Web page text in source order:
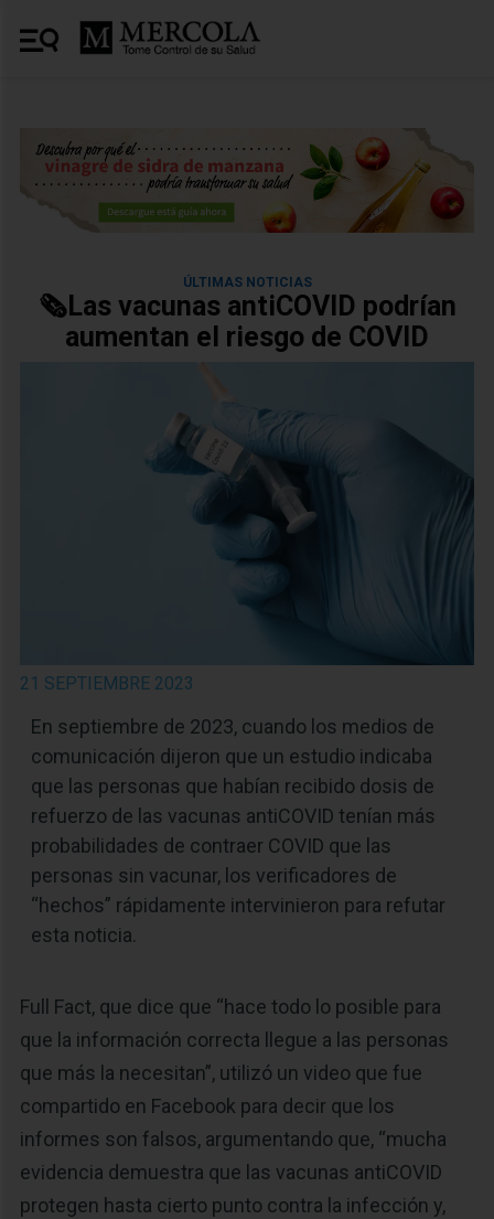
ÚLTIMAS NOTICIAS
🗞️Las vacunas antiCOVID podrían
aumentan el riesgo de COVID
21 SEPTIEMBRE 2023
En septiembre de 2023, cuando los medios de
comunicación dijeron que un estudio indicaba
que las personas que habían recibido dosis de
refuerzo de las vacunas antiCOVID tenían más
probabilidades de contraer COVID que las
personas sin vacunar, los verificadores de
“hechos” rápidamente intervinieron para refutar
esta noticia.
Full Fact, que dice que “hace todo lo posible para
que la información correcta llegue a las personas
que más la necesitan”, utilizó un video que fue
compartido en Facebook para decir que los
informes son falsos, argumentando que, “mucha
evidencia demuestra que las vacunas antiCOVID
protegen hasta cierto punto contra la infección y,